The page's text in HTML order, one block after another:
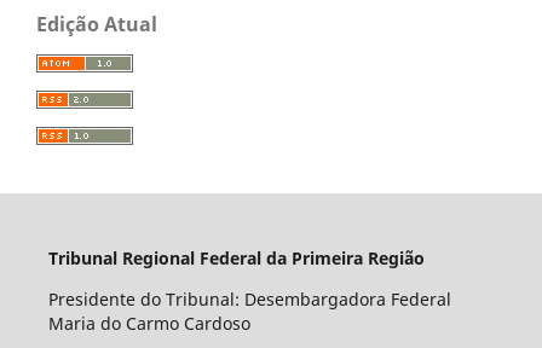
Edição Atual
Tribunal Regional Federal da Primeira Região
Presidente do Tribunal: Desembargadora Federal
Maria do Carmo Cardoso